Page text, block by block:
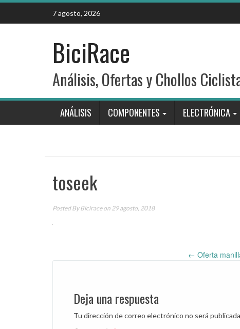
Skip
content
7 agosto, 2026
BiciRace
Análisis, Ofertas y Chollos
ANÁLISIS COMPONENTES ELECTRÓNICA
toseek
Posted ByBiciraceon 29 agosto, 2018
Post
navigation
← Oferta
Deja una respuesta
Tu dirección de correo electrónico no será